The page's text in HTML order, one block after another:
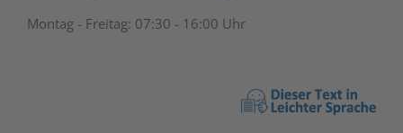
Montag - Freitag: 07:30 - 16:00 Uhr